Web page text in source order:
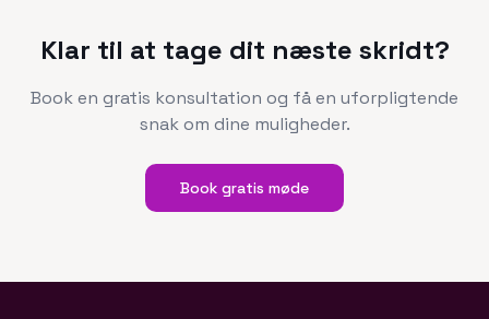
Klar til at tage dit næste skridt?
Book en gratis konsultation og få en uforpligtende
snak om dine muligheder.
Book gratis møde